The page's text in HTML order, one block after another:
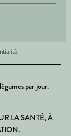
par jour.
LA SANTÉ, À